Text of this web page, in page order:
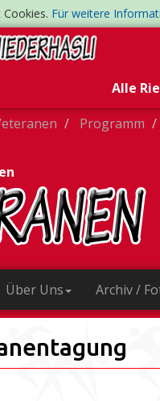
Für weitere
Alle
Programm
Über Uns Archiv /